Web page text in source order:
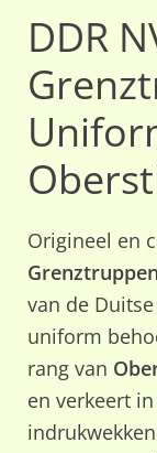
DDR
Origineel en
van de
uniform
rang van
en verkeert